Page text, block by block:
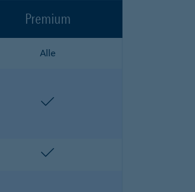
Premium
Alle
enthalten
enthalten